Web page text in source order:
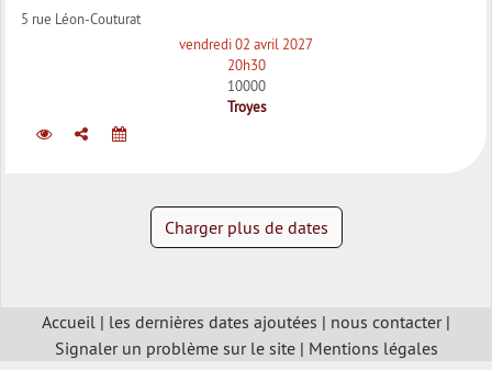
5 rue Léon-Couturat
vendredi 02 avril 2027
20h30
10000
Troyes
Charger plus de dates
Accueil | les dernières dates ajoutées | nous contacter|
Signaler un problème sur le site| Mentions légales